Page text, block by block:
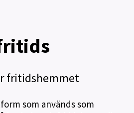
fritidshemmet
som används som